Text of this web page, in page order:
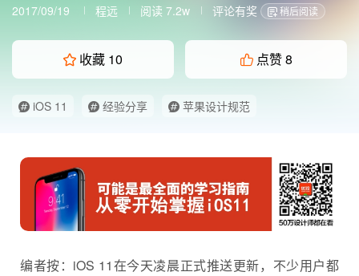
2017/09/19 程远 阅读 7.2w 评论有奖 稍后阅读
收藏 10 点赞8
iOS 11 经验分享 苹果设计规范
编者按：iOS 11在今天凌晨正式推送更新，不少用户都